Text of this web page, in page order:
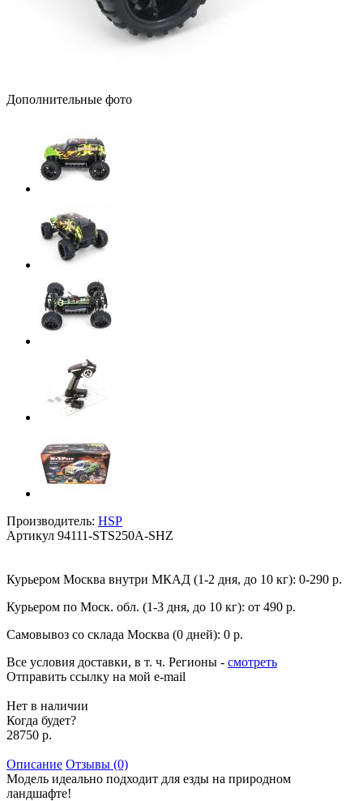
Дополнительные фото
Производитель: HSP
Артикул 94111-STS250A-SHZ
Курьером Москва внутри МКАД (1-2 дня, до 10 кг): 0-290 р.
Курьером по Моск. обл. (1-3 дня, до 10 кг): от 490 р.
Самовывоз со склада Москва (0 дней): 0 р.
Все условия доставки, в т. ч. Регионы - смотреть
Отправить ссылку на мой e-mail
Нет в наличии
Когда будет?
28750 р.
Описание Отзывы (0)
Модель идеально подходит для езды на природном
ландшафте!